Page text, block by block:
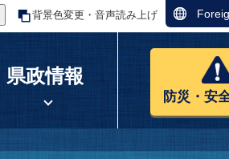
背景色変更・音声読み上げ
県政情報
防災・安